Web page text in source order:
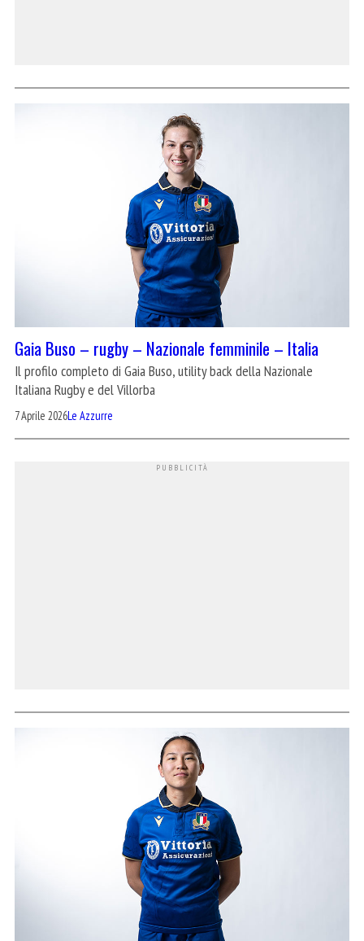
Gaia Buso – rugby – Nazionale femminile – Italia
Il profilo completo di Gaia Buso, utility back della Nazionale
Italiana Rugby e del Villorba
7 Aprile 2026Le Azzurre